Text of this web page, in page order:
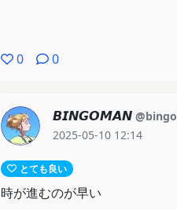
0 0
𝘽‌𝙄‌𝙉‌𝙂‌𝙊‌𝙈‌𝘼‌𝙉
2025-05-10 12:14
とても良い
時が進むのが早い